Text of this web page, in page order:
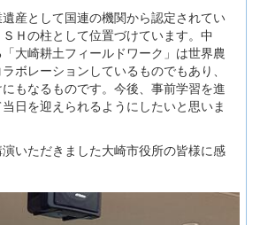
産として国連の機関から認定されてい
Ｈの柱として位置づけています。中
大崎耕土フィールドワーク」は世界農
ボレーションしているものでもあり、
もなるものです。今後、事前学習を進
日を迎えられるようにしたいと思いま
いただきました大崎市役所の皆様に感